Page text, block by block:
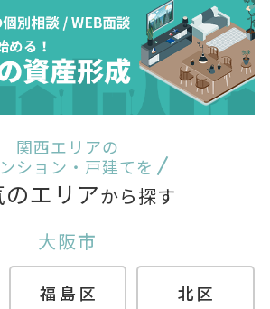
関西エリアの
ション・戸建てを
のエリアから探す
大阪市
福島区 北区